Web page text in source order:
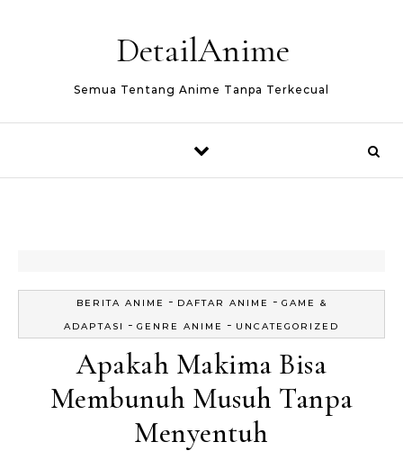
DetailAnime
Semua Tentang Anime Tanpa Terkecual
BERITA ANIME - DAFTAR ANIME - GAME &
ADAPTASI
- GENRE ANIME - UNCATEGORIZED
Apakah Makima Bisa
Membunuh Musuh Tanpa
Menyentuh